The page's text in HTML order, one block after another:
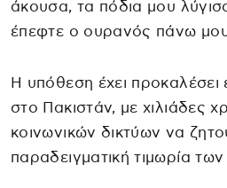
άκουσα, τα πόδια μου
έπεφτε ο ουρανός πάνω
Η υπόθεση έχει προκαλέσει
στο Πακιστάν, με χιλιάδες
κοινωνικών δικτύων να
παραδειγματική τιμωρία